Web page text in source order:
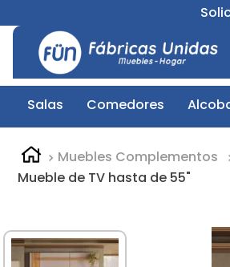
Salas Comedores
Muebles Complementos
Mueble de TV hasta de 55"